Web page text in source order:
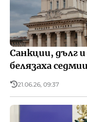
Санкции, дълг
белязаха
21.06.26, 09:37